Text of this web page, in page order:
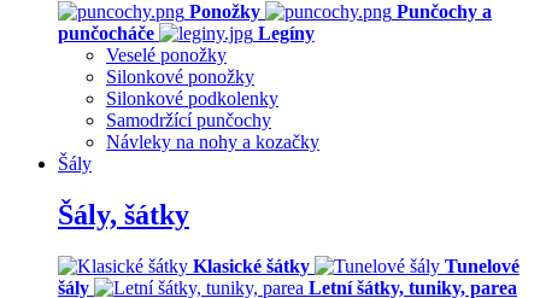
Ponožky
Punčochy a
punčocháče
Legíny
Veselé ponožky
Silonkové ponožky
Silonkové podkolenky
Samodržící punčochy
Návleky na nohy a kozačky
Šály
Šály, šátky
Klasické šátky
Tunelové
šály
Letní šátky, tuniky, parea